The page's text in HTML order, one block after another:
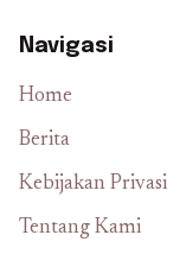
Navigasi
Home
Berita
Kebijakan Privasi
Tentang Kami